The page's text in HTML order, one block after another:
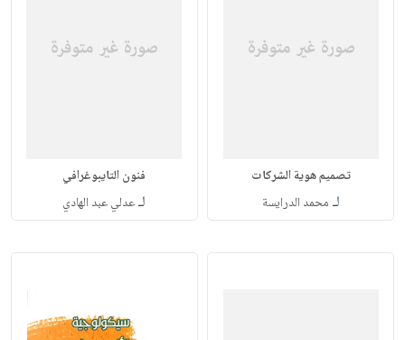
تصميم هوية الشركات
لـ محمد الدرايسة
فنون التايبوغرافي
لـعدلي عبد الهادي